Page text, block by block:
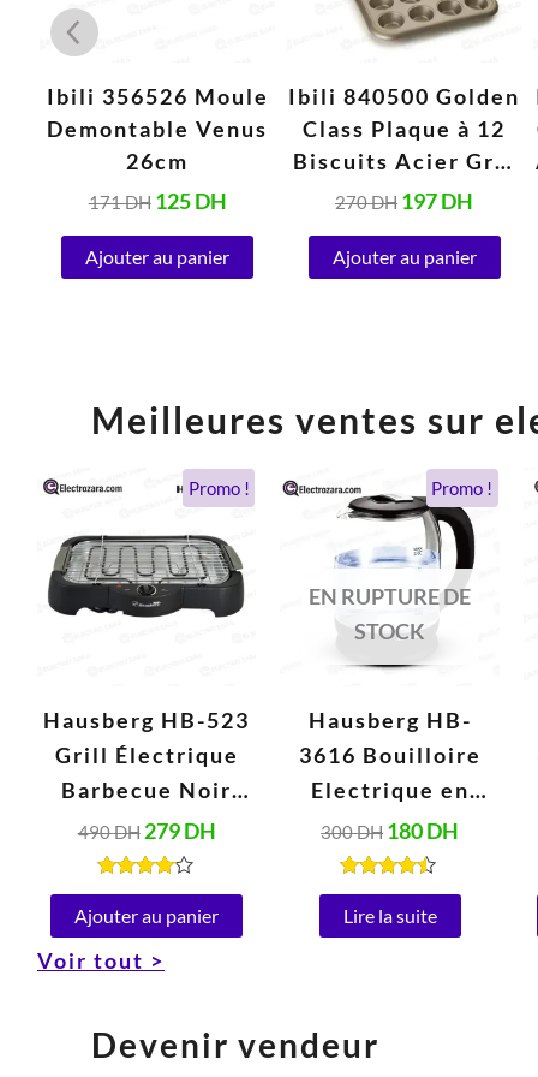
Ibili 356526 Moule
Demontable Venus
26cm
171DH 125DH
Ajouter au panier
Ibili 840500 Golden
Class Plaque à 12
Biscuits Acier Gris
38 x 29 x 4 cm
270DH 197DH
Ajouter au panier
Meilleures ventes sur
Promo !
Hausberg HB-523
Grill Électrique
Barbecue Noir
(2000W, 230V,
50Hz)
490DH
initial
était :
490 DH.
279DH
Le
prix
actuel
est :
279 DH.
Note
4.00
sur 5
Ajouter au panier
Promo !
EN RUPTURE DE
STOCK
Hausberg HB-
3616 Bouilloire
Electrique en
Verre 2 Litres,
Arrêt
Automatique,
Base Rotative à
300DH
prix
initial
était :
300 DH.
180DH
Le
prix
actuel
est :
180 DH.
Note
4.34
sur 5
Lire la suite
Voir tout >
Devenir vendeur